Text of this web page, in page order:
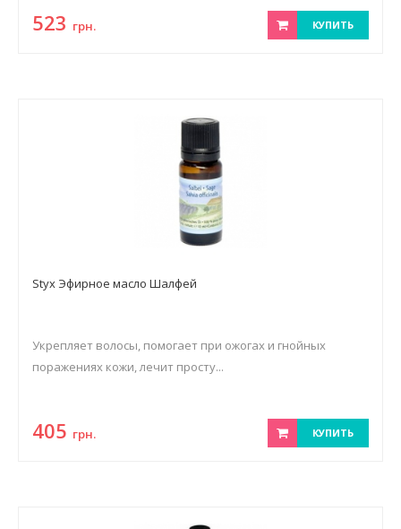
523 грн. КУПИТЬ
Styx Эфирное масло Шалфей
Укрепляет волосы, помогает при ожогах и гнойных
поражениях кожи, лечит просту...
405 грн. КУПИТЬ